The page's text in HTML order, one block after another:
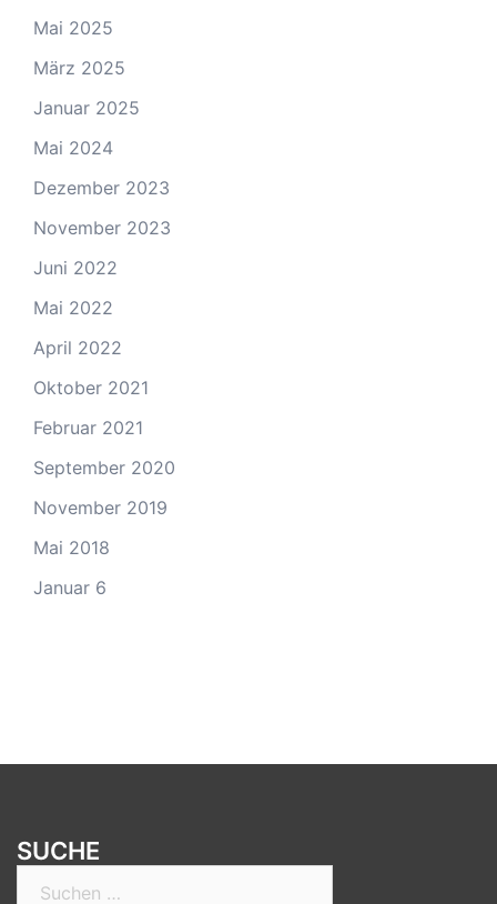
Mai 2025
März 2025
Januar 2025
Mai 2024
Dezember 2023
November 2023
Juni 2022
Mai 2022
April 2022
Oktober 2021
Februar 2021
September 2020
November 2019
Mai 2018
Januar 6
SUCHE